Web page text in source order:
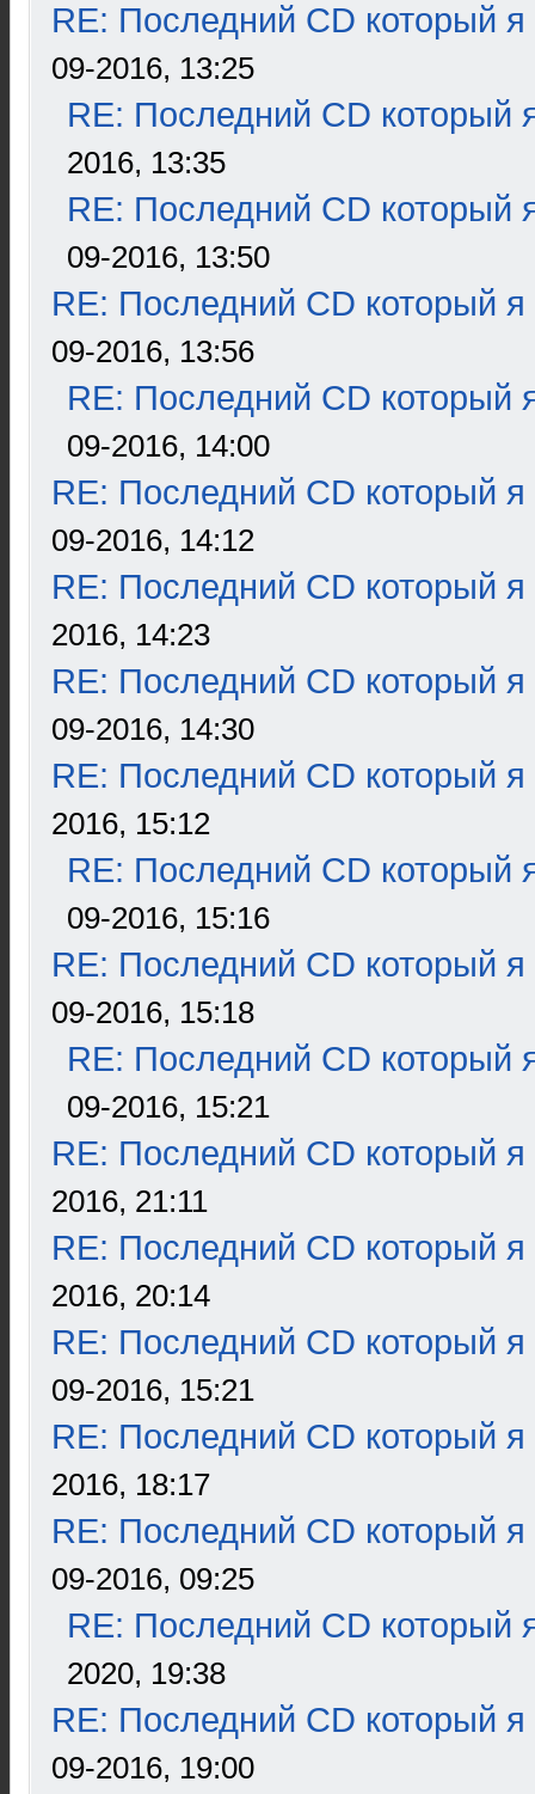
RE: Последний CD который я
09-2016, 13:25
RE: Последний CD который
2016, 13:35
RE: Последний CD который
09-2016, 13:50
RE: Последний CD который я
09-2016, 13:56
RE: Последний CD который
09-2016, 14:00
RE: Последний CD который я
09-2016, 14:12
RE: Последний CD который я
2016, 14:23
RE: Последний CD который я
09-2016, 14:30
RE: Последний CD который я
2016, 15:12
RE: Последний CD который
09-2016, 15:16
RE: Последний CD который я
09-2016, 15:18
RE: Последний CD который
09-2016, 15:21
RE: Последний CD который я
2016, 21:11
RE: Последний CD который я
2016, 20:14
RE: Последний CD который я
09-2016, 15:21
RE: Последний CD который я
2016, 18:17
RE: Последний CD который я
09-2016, 09:25
RE: Последний CD который
2020, 19:38
RE: Последний CD который я
09-2016, 19:00